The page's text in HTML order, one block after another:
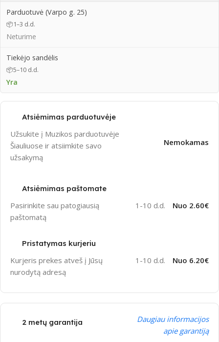
Parduotuvė (Varpo g. 25)
📦1–3 d.d.
Neturime
Tiekėjo sandėlis
📦5–10 d.d.
Yra
Atsiėmimas parduotuvėje
Užsukite į Muzikos parduotuvėje
Šiauliuose ir atsiimkite savo
užsakymą
Nemokamas
Atsiėmimas paštomate
Pasirinkite sau patogiausią
paštomatą
1-10 d.d. Nuo 2.60€
Pristatymas kurjeriu
Kurjeris prekes atveš į Jūsų
nurodytą adresą
1-10 d.d. Nuo 6.20€
2 metų garantija
Daugiau informacijos
apie garantiją